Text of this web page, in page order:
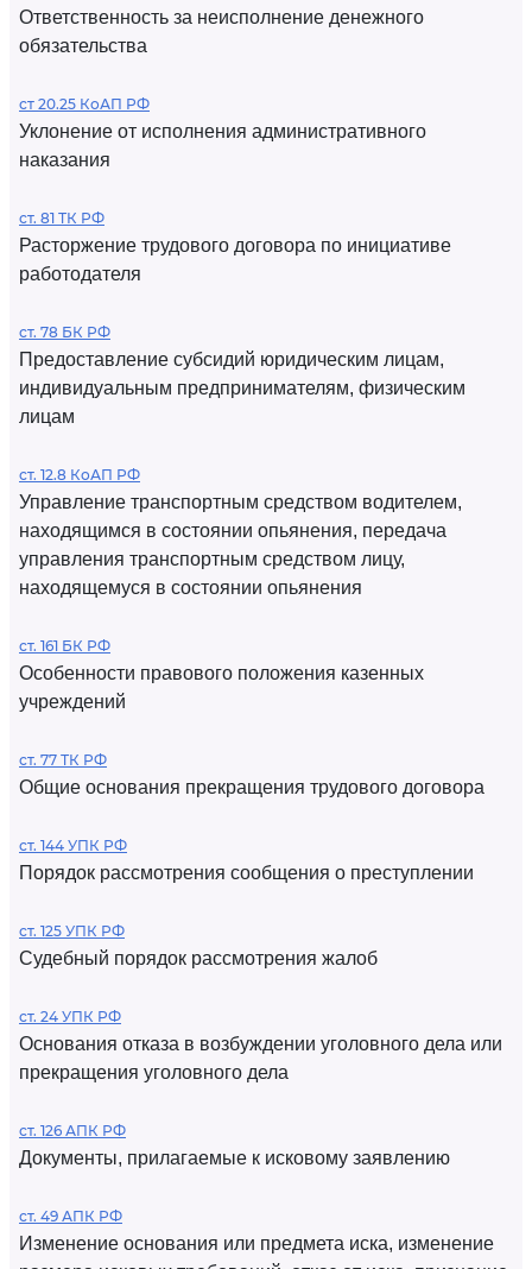
Ответственность за неисполнение денежного
обязательства
ст 20.25 КоАП РФ
Уклонение от исполнения административного
наказания
ст. 81 ТК РФ
Расторжение трудового договора по инициативе
работодателя
ст. 78 БК РФ
Предоставление субсидий юридическим лицам,
индивидуальным предпринимателям, физическим
лицам
ст. 12.8 КоАП РФ
Управление транспортным средством водителем,
находящимся в состоянии опьянения, передача
управления транспортным средством лицу,
находящемуся в состоянии опьянения
ст. 161 БК РФ
Особенности правового положения казенных
учреждений
ст. 77 ТК РФ
Общие основания прекращения трудового договора
ст. 144 УПК РФ
Порядок рассмотрения сообщения о преступлении
ст. 125 УПК РФ
Судебный порядок рассмотрения жалоб
ст. 24 УПК РФ
Основания отказа в возбуждении уголовного дела или
прекращения уголовного дела
ст. 126 АПК РФ
Документы, прилагаемые к исковому заявлению
ст. 49 АПК РФ
Изменение основания или предмета иска, изменение